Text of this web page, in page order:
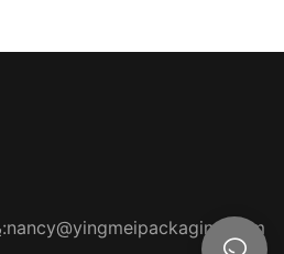
بريد إلكتروني:nancy@yingmeipackaging.com